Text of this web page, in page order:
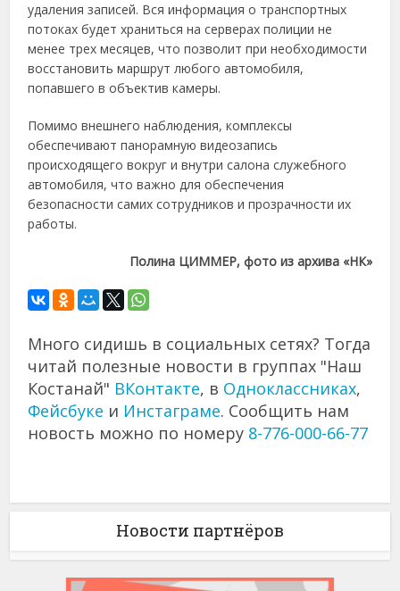
удаления записей. Вся информация о транспортных
потоках будет храниться на серверах полиции не
менее трех месяцев, что позволит при необходимости
восстановить маршрут любого автомобиля,
попавшего в объектив камеры.
Помимо внешнего наблюдения, комплексы
обеспечивают панорамную видеозапись
происходящего вокруг и внутри салона служебного
автомобиля, что важно для обеспечения
безопасности самих сотрудников и прозрачности их
работы.
Полина ЦИММЕР, фото из архива «НК»
Много сидишь в социальных сетях? Тогда
читай полезные новости в группах "Наш
Костанай" ВКонтакте, в Одноклассниках,
Фейсбуке и Инстаграме. Сообщить нам
новость можно по номеру 8-776-000-66-77
Новости партнёров